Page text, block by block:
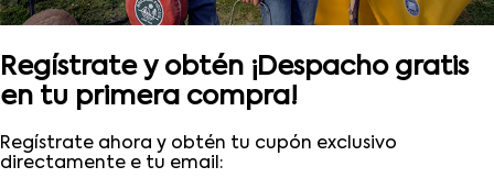
(22) 6178818 - Compras Internet
Regístrate y obtén ¡Despacho gratis
en tu primera compra!
Regístrate ahora y obtén tu cupón exclusivo
directamente e tu email: